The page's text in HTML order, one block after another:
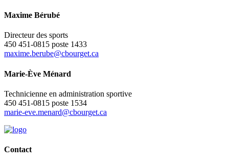
Maxime Bérubé
Directeur des sports
450 451-0815 poste 1433
maxime.berube@cbourget.ca
Marie-Ève Ménard
Technicienne en administration sportive
450 451-0815 poste 1534
marie-eve.menard@cbourget.ca
Contact